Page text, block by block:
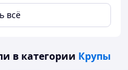
всё
в категории Крупы